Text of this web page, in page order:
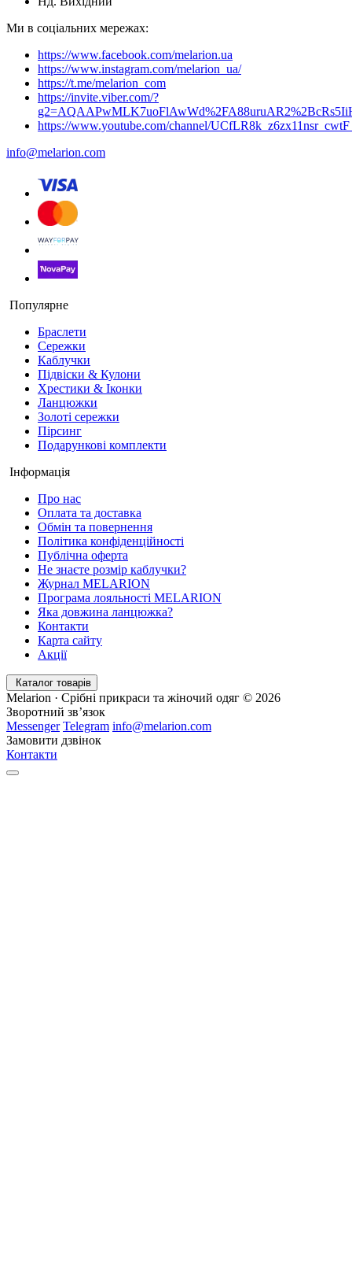
Ми в соціальних мережах:
https://www.facebook.com/melarion.ua
https://www.instagram.com/melarion_ua/
https://t.me/melarion_com
https://invite.viber.com/?
https://www.youtube.com/channel/
info@melarion.com
Популярне
Браслети
Сережки
Каблучки
Підвіски & Кулони
Хрестики & Іконки
Ланцюжки
Золоті сережки
Пірсинг
Подарункові комплекти
Інформація
Про нас
Оплата та доставка
Обмін та повернення
Політика конфіденційності
Публічна оферта
Не знаєте розмір каблучки?
Журнал MELARION
Програма лояльності MELARION
Яка довжина ланцюжка?
Контакти
Карта сайту
Акції
Каталог товарів
Melarion · Срібні прикраси та жіночий одяг © 2026
Зворотний зв’язок
Messenger Telegram info@melarion.com
Замовити дзвінок
Контакти